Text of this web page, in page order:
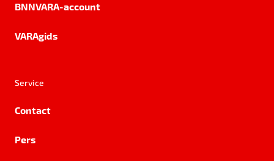
BNNVARA-account
VARAgids
Service
Contact
Pers